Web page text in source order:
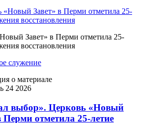
Завет» в Перми отметила 25-
восстановления
служение
о материале
24 2026
выбор». Церковь «Новый
Перми отметила 25-летие